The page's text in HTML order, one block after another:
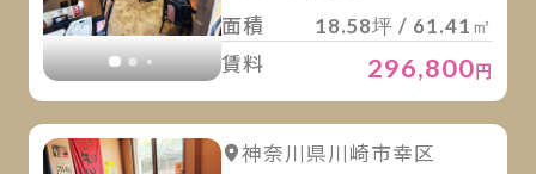
面積
18.58坪 / 61.41㎡
賃料 296,800円
詳細を見る 詳細を見る
神奈川県川崎市幸区